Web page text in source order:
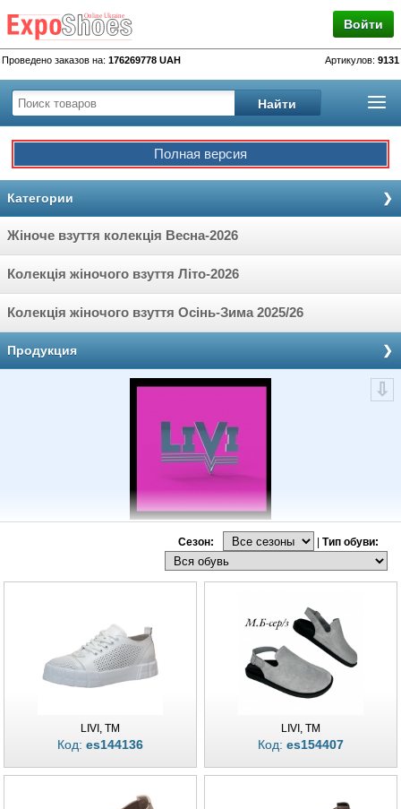
Войти
Проведено заказов на: 176269778 UAH Артикулов: 9131
Полная версия
Категории
Жіноче взуття колекція Весна-2026
Колекція жіночого взуття Літо-2026
Колекція жіночого взуття Осінь-Зима 2025/26
Продукция
Обувная фабрика LIVI в Харькове предлагает оптовым клиентам купить
высококачественную женскую обувь из натуральной кожи. Харьковская
Удобство и комфорт, модные тенденции не оставят равнодушными Ваших
клиентов к Вашему магазину. Использование передовых технологий в
производстве обуви LIVI и фирменная упаковка для современных
магазинов обуви дает успешный старт любому предпринимателю в
бизнесе розничных продаж в Украине. Мы выпускаем фабричную женскую
продукцию, среди которой Вы обязательно найдете модную обувь, как
кроссовки, кеды, босоножки, мокасины, слипоны и балетки. Мы выпускаем
для Вас женскую обувь круглый год, коллекции на Осенне-зимний и
весенне-летний период. Постоянное участие в выставках и размещение
на выставке обуви онлайн делает наш модный бренд женской обуви не
смотря на нашу молодую торговую марку. Наши достижения - Ваши
Сезон: | Тип обуви:
LIVI, TM
Код: es144136
LIVI, TM
Код: es154407